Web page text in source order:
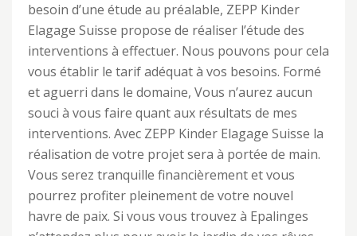
besoin d’une étude au préalable, ZEPP Kinder
Elagage Suisse propose de réaliser l’étude des
interventions à effectuer. Nous pouvons pour cela
vous établir le tarif adéquat à vos besoins. Formé
et aguerri dans le domaine, Vous n’aurez aucun
souci à vous faire quant aux résultats de mes
interventions. Avec ZEPP Kinder Elagage Suisse la
réalisation de votre projet sera à portée de main.
Vous serez tranquille financièrement et vous
pourrez profiter pleinement de votre nouvel
havre de paix. Si vous vous trouvez à Epalinges